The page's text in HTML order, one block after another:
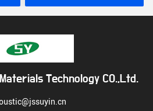
Technology CO.,Ltd.